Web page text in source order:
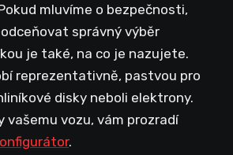
mluvíme o bezpečnosti,
správný výběr
je také, na co je nazujete.
reprezentativně, pastvou pro
disky neboli elektrony.
vašemu vozu, vám prozradí
.